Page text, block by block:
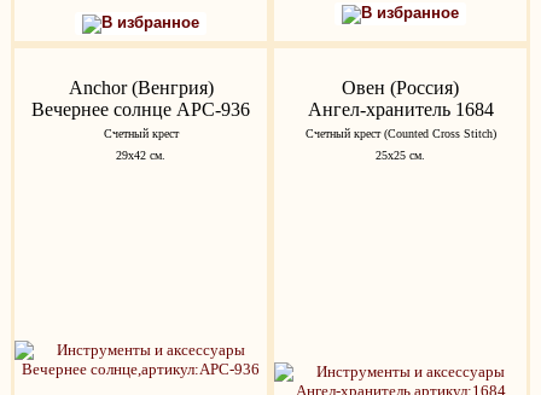
В избранное
В избранное
Anchor (Венгрия)
Вечернее солнце APC-936
Счетный крест
29x42 см.
Овен (Россия)
Ангел-хранитель 1684
Счетный крест (Counted Cross Stitch)
25х25 см.